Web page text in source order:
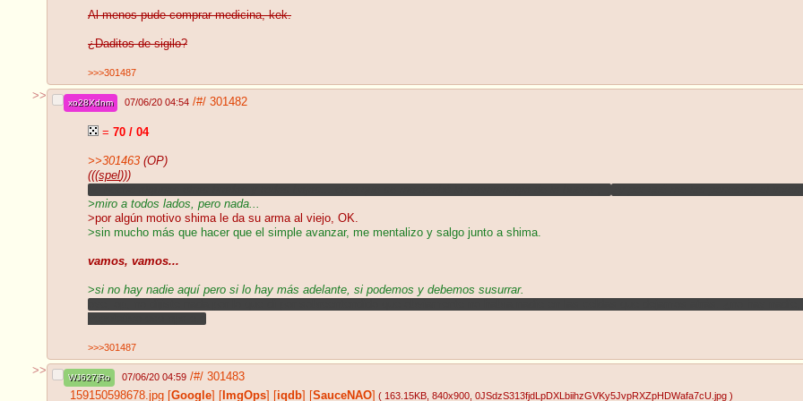
Al menos pude comprar medicina, kek.
¿Daditos de sigilo?
>>>301487
>>
xo28Xdnm 07/06/20 04:54 /#/ 301482
= 70 / 04
>>301463 (OP)
(((spel)))
he hecho algunas otras tiradas y todas bajas... creo que se me acabó la mememagia de la buena ;_;¿y por qué me las pones en el
>miro a todos lados, pero nada...
>por algún motivo shima le da su arma al viejo, OK.
>sin mucho más que hacer que el simple avanzar, me mentalizo y salgo junto a shima.
vamos, vamos...
>si no hay nadie aquí pero si lo hay más adelante, si podemos y debemos susurrar.
oye, op, no dijiste nada por lo que di por sobreentendido que obviamente no había nadie en las celdas que dejamos atrás. ¿no hay nadie,
vegetativo ese npc e.e
>>>301487
>>
WJ627jRo 07/06/20 04:59 /#/ 301483
159150598678.jpg Google ImgOps iqdb SauceNAO ( 163.15KB , 840x900 , 0JSdzS313fjdLpDXLbiihzGVKy5JvpRXZpHDWafa7cU.jpg )